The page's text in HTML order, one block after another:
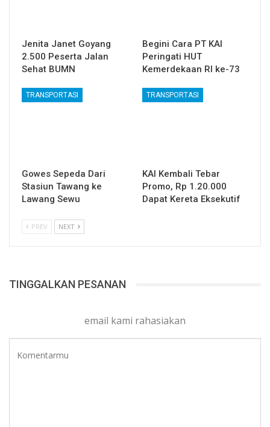
Jenita Janet Goyang
2.500 Peserta Jalan
Sehat BUMN
Begini Cara PT KAI
Peringati HUT
Kemerdekaan RI ke-73
TRANSPORTASI
Gowes Sepeda Dari
Stasiun Tawang ke
Lawang Sewu
TRANSPORTASI
KAI Kembali Tebar
Promo, Rp 1.20.000
Dapat Kereta Eksekutif
PREV NEXT
TINGGALKAN PESANAN
email kami rahasiakan